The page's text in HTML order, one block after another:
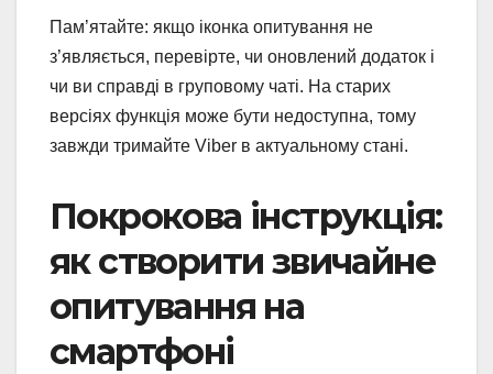
Пам’ятайте: якщо іконка опитування не
з’являється, перевірте, чи оновлений додаток і
чи ви справді в груповому чаті. На старих
версіях функція може бути недоступна, тому
завжди тримайте Viber в актуальному стані.
Покрокова інструкція:
як створити звичайне
опитування на
смартфоні